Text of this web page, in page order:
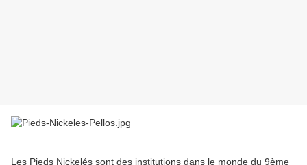
Les Pieds Nickelés sont des institutions dans le monde du 9ème